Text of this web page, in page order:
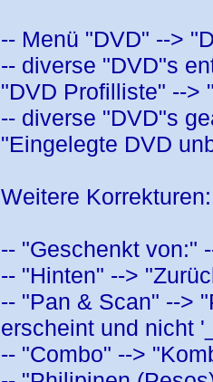
-- Menü "DVD" -->
-- diverse "DVD"s
"DVD Profilliste" -->
-- diverse "DVD"s
"Eingelegte DVD
Weitere Korrekturen:
-- "Geschenkt von:"
-- "Hinten" -->
-- "Pan & Scan" -->
erscheint und nicht
-- "Combo" -->